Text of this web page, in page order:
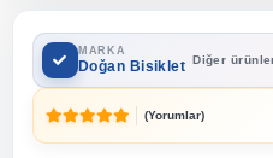
MARKA
Doğan Bisiklet Diğer
(Yorumlar)